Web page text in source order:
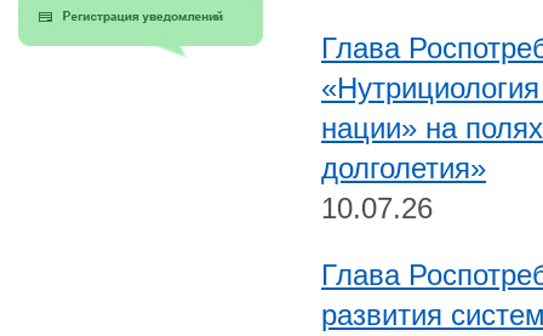
Глава
нации» на
долголетия»
10.07.26
Глава
развития